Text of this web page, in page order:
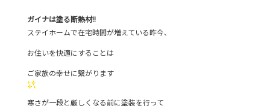
ガイナは塗る断熱材!!
ステイホームで在宅時間が増えている昨今、
お住いを快適にすることは
ご家族の幸せに繋がります
寒さが一段と厳しくなる前に塗装を行って